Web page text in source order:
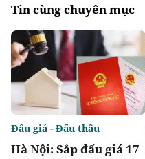
Tin cùng chuyên mục
Hà Nội: Sắp đấu giá 17
Đấu giá - Đấu thầu